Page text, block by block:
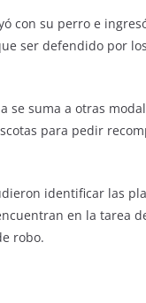
con su perro e
ser defendido por
se suma a otras
para pedir
identificar las
en la tarea
robo.